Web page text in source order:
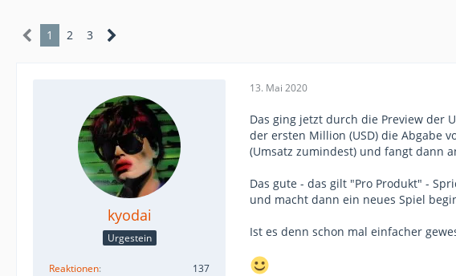
1 2 3
kyodai
Urgestein
Reaktionen
137
13. Mai 2020
Das ging jetzt durch die Preview der
der ersten Million (USD) die Abgabe
(Umsatz zumindest) und fangt dann
Das gute - das gilt "Pro Produkt" -
und macht dann ein neues Spiel
Ist es denn schon mal einfacher